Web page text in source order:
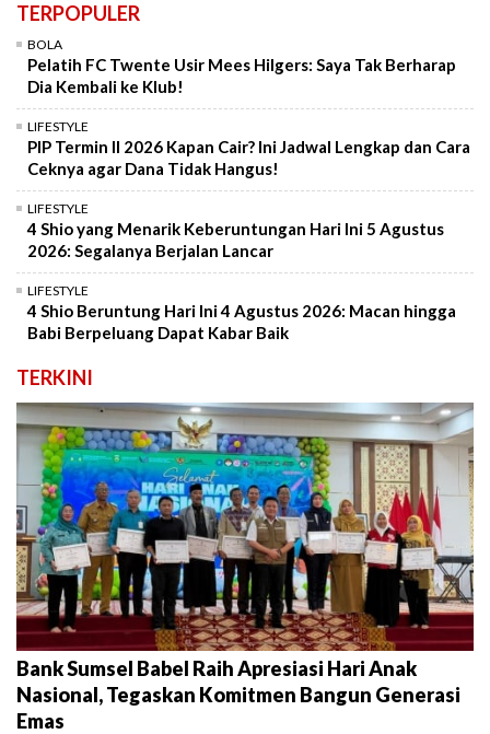
TERPOPULER
BOLA
Pelatih FC Twente Usir Mees Hilgers: Saya Tak Berharap
Dia Kembali ke Klub!
LIFESTYLE
PIP Termin II 2026 Kapan Cair? Ini Jadwal Lengkap dan Cara
Ceknya agar Dana Tidak Hangus!
LIFESTYLE
4 Shio yang Menarik Keberuntungan Hari Ini 5 Agustus
2026: Segalanya Berjalan Lancar
LIFESTYLE
4 Shio Beruntung Hari Ini 4 Agustus 2026: Macan hingga
Babi Berpeluang Dapat Kabar Baik
TERKINI
Bank Sumsel Babel Raih Apresiasi Hari Anak
Nasional, Tegaskan Komitmen Bangun Generasi
Emas